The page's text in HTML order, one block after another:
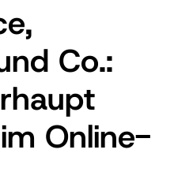
Co.:
Online-